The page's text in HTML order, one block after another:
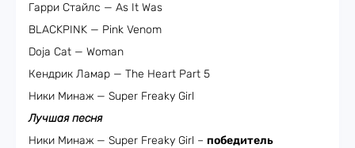
Гарри Стайлс — As It Was
BLACKPINK — Pink Venom
Doja Cat — Woman
Кендрик Ламар — The Heart Part 5
Ники Минаж — Super Freaky Girl
Лучшая песня
Ники Минаж — Super Freaky Girl – победитель